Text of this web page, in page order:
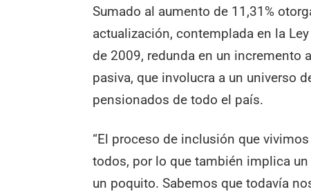
Sumado al aumento de 11,31%
actualización, contemplada en la
de 2009, redunda en un incremento
pasiva, que involucra a un universo
pensionados de todo el país.
“El proceso de inclusión que
todos, por lo que también implica
un poquito. Sabemos que todavía